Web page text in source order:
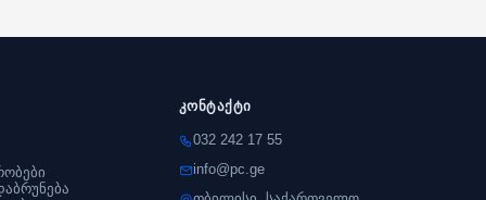
კონტაქტი
032 242 17 55
info@pc.ge